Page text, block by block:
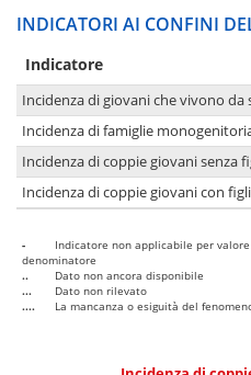
INDICATORI AI CONFINI
Indicatore
Incidenza di giovani che vivono da
Incidenza di famiglie
Incidenza di coppie giovani senza
Incidenza di coppie giovani con figli
-
Indicatore non applicabile per
denominatore
..
Dato non ancora disponibile
...
Dato non rilevato
....
La mancanza o esiguità del